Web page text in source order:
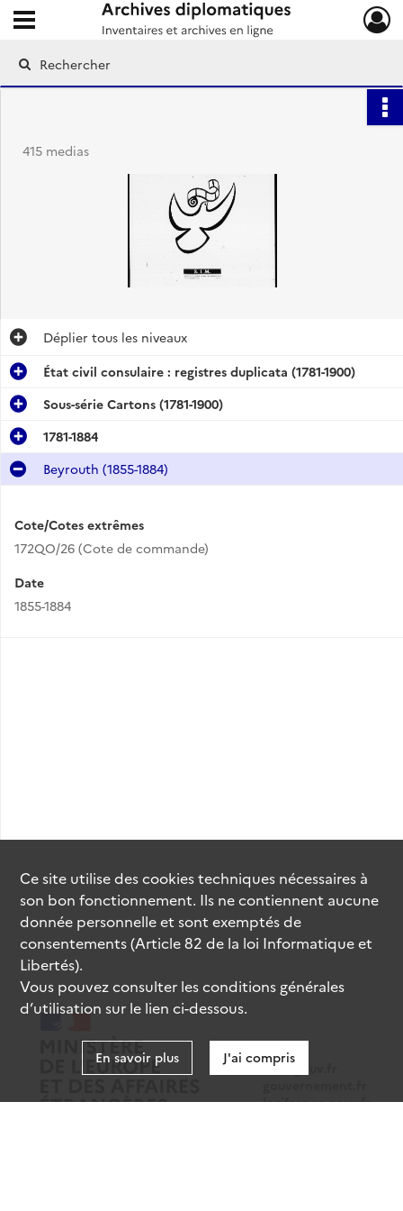
Archives diplomatiques
Ouvrir le menu déroulant
415 medias
Déplier tous les niveaux
État civil consulaire : registres duplicata (1781-1900)
Sous-série Cartons (1781-1900)
1781-1884
Beyrouth (1855-1884)
Cote/Cotes extrêmes
172QO/26 (Cote de commande)
Date
1855-1884
data.gouv.fr
legifrance.gouv.fr
Ce site utilise descookiestechniques nécessaires à
son bon fonctionnement. Ils ne contiennent aucune
donnée personnelle et sont exemptés de
consentements (Article 82 de la loi Informatique et
Libertés).
Vous pouvez consulter les conditions générales
d’utilisation sur le lien ci-dessous.
En savoir plus J'ai compris